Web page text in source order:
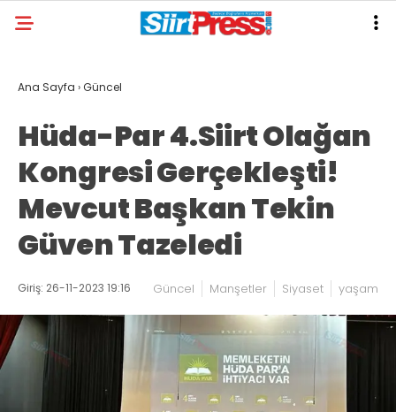
Ana Sayfa ›Güncel
Hüda-Par 4.Siirt Olağan
Kongresi Gerçekleşti!
Mevcut Başkan Tekin
Güven Tazeledi
Giriş: 26-11-2023 19:16 Güncel Manşetler Siyaset yaşam